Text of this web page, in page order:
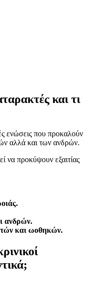
και τι
ενώσεις που προκαλούν
αλλά και των ανδρών.
να προκύψουν εξαιτίας
ανδρών.
και ωοθηκών.